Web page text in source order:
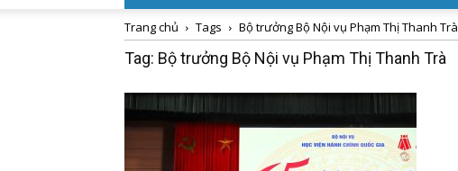
Trang chủ Tags Bộ trưởng Bộ Nội vụ Phạm Thị Thanh Trà
Tag: Bộ trưởng Bộ Nội vụ Phạm Thị Thanh Trà